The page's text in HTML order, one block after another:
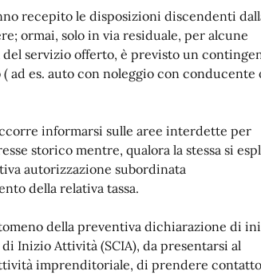
recepito le disposizioni discendenti
ormai, solo in via residuale, per alcune
servizio offerto, è previsto un
es. auto con noleggio con conducente
informarsi sulle aree interdette per
storico mentre, qualora la stessa si
autorizzazione subordinata
della relativa tassa.
della preventiva dichiarazione di
Inizio Attività (SCIA), da presentarsi al
imprenditoriale, di prendere contatto